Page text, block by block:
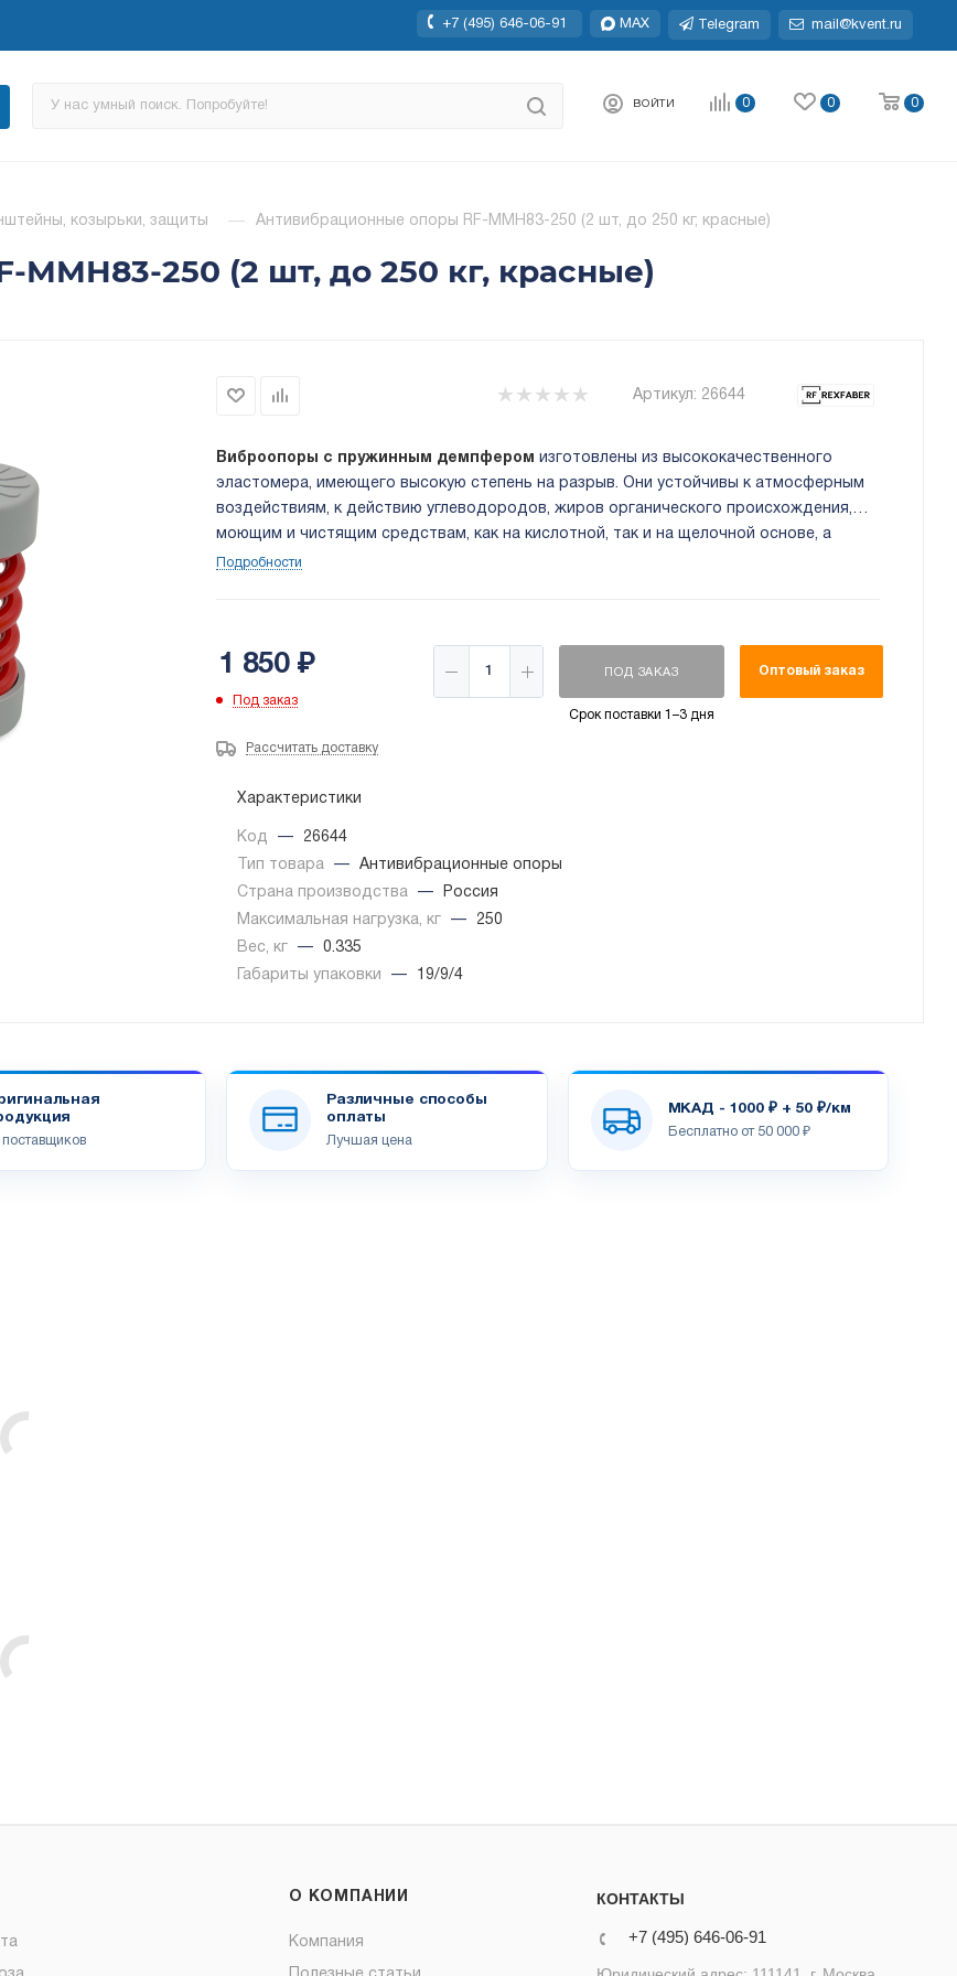
+7 (495) 646-06-91 MAX Telegram mail@kvent.ru
ВОЙТИ 0 0 0
козырьки, защиты — Антивибрационные опоры RF-MMH83-250 (2 шт, до 250 кг, красные)
250 (2 шт, до 250 кг, красные)
Артикул: 26644
Виброопоры с пружинным демпфером
изготовлены из высококачественного
эластомера, имеющего высокую степень на разрыв. Они устойчивы к атмосферным
воздействиям, к действию углеводородов, жиров органического происхождения,
моющим и чистящим средствам, как на кислотной, так и на щелочной основе, а
также спиртам, химическим основаниям и ультрафиолетовому излучению.
Подробности
1 850₽
Под заказ
ПОД ЗАКАЗ
Срок поставки 1–3 дня
Оптовый заказ
Рассчитать доставку
Характеристики
Код —
26644
Тип товара
—
Антивибрационные опоры
Страна производства
—
Россия
Максимальная нагрузка, кг
—
250
Вес, кг
—
0.335
Габариты упаковки
— 19/9/4
поставщиков
Различные способы
оплаты
Лучшая цена
МКАД - 1000 ₽ + 50 ₽/км
Бесплатно от 50 000 ₽
О КОМПАНИИ
Компания
КОНТАКТЫ
+7 (495) 646-06-91